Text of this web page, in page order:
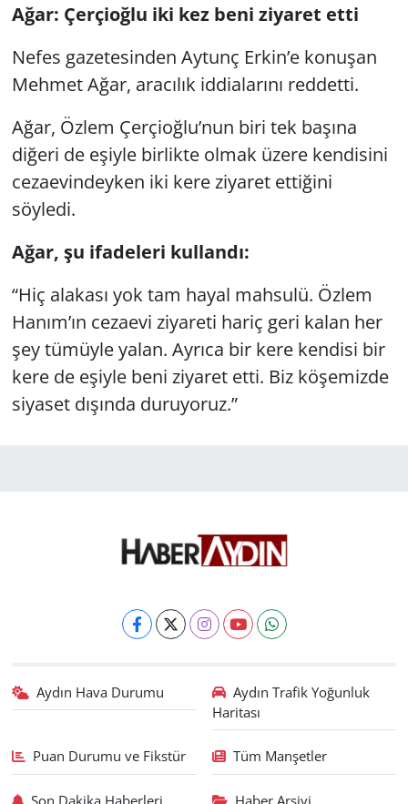
Ağar: Çerçioğlu iki kez beni ziyaret etti
Nefes gazetesinden Aytunç Erkin’e konuşan
Mehmet Ağar, aracılık iddialarını reddetti.
Ağar, Özlem Çerçioğlu’nun biri tek başına
diğeri de eşiyle birlikte olmak üzere kendisini
cezaevindeyken iki kere ziyaret ettiğini
söyledi.
Ağar, şu ifadeleri kullandı:
“Hiç alakası yok tam hayal mahsulü. Özlem
Hanım’ın cezaevi ziyareti hariç geri kalan her
şey tümüyle yalan. Ayrıca bir kere kendisi bir
kere de eşiyle beni ziyaret etti. Biz köşemizde
siyaset dışında duruyoruz.”
Aydın Hava Durumu
Aydın Trafik Yoğunluk
Haritası
Puan Durumu ve Fikstür Tüm Manşetler
Son Dakika Haberleri Haber Arşivi